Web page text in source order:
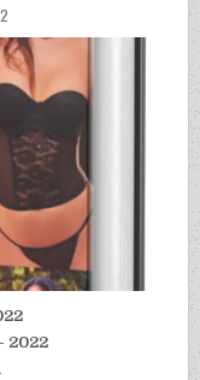
2022